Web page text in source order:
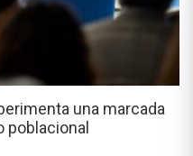
una marcada
poblacional